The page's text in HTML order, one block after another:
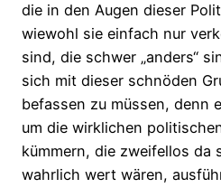
die in den Augen dieser
wiewohl sie einfach nur
sind, die schwer „anders“
sich mit dieser schnöden
befassen zu müssen, denn
um die wirklichen
kümmern, die zweifellos da
wahrlich wert wären,